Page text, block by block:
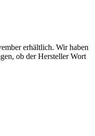
erhältlich. Wir haben
ob der Hersteller Wort